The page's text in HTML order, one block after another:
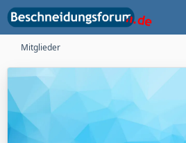
Mitglieder